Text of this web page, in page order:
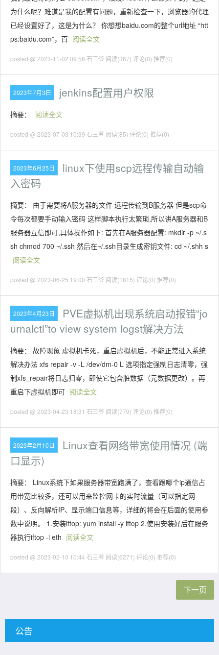
为什么呢？难道是我的配置有问题，重新检查一下，浏览器的代理
已经设置好了，这是为什么？ 你想想baidu.com的整个url地址 “htt
ps:baidu.com”，百 阅读全文
posted @ 2023-11-02 09:58 石三爷 阅读(367) 评论(0) 推荐(0)
2023年7月3日 jenkins配置用户权限
摘要： 阅读全文
posted @ 2023-07-03 10:39 石三爷 阅读(85) 评论(0) 推荐(0)
2023年6月25日
linux下使用scp远程传输自动输
入密码
摘要： 由于需要将A服务器的文件 远程传输到B服务器 但是scp命
令每次都要手动输入密码 这样脚本执行太繁琐,所以讲A服务器和B
服务器互信即可,具体操作如下: 首先在A服务器配置: mkdir -p ~/.s
sh chmod 700 ~/.ssh 然后在~/.ssh目录生成密钥文件: cd ~/.shh s
阅读全文
posted @ 2023-06-25 19:00 石三爷 阅读(1815) 评论(0) 推荐(0)
2023年4月23日
PVE虚拟机出现系统启动报错“jo
urnalctl”to view system logst解决方法
摘要： 故障现象 虚拟机卡死，重启虚拟机后，不能正常进入系统
解决办法 xfs repair -v -L /dev/dm-0 L 选项指定强制日志清零，强
制xfs_repair将日志归零，即使它包含脏数据（元数据更改）。再
重启下虚拟机即可 阅读全文
posted @ 2023-04-23 18:31 石三爷 阅读(779) 评论(0) 推荐(0)
2023年2月10日
Linux查看网络带宽使用情况 (端
口显示)
摘要： Linux系统下如果服务器带宽跑满了，查看跟哪个ip通信占
用带宽比较多，还可以用来监控网卡的实时流量（可以指定网
段）、反向解析IP、显示端口信息等，详细的将会在后面的使用参
数中说明。 1.安装iftop: yum install -y iftop 2.使用安装好后在服务
器执行iftop -i eth 阅读全文
posted @ 2023-02-10 10:44 石三爷 阅读(6271) 评论(0) 推荐(0)
下一页
公告